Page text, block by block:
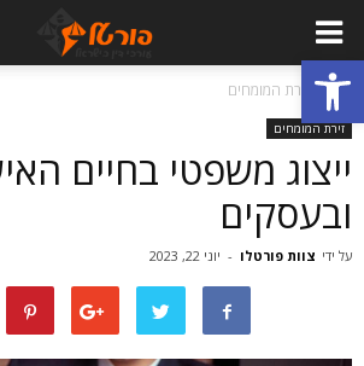
פתח סרגל נגישות
בית זירת המומחים
זירת המומחים
ייצוג משפטי בחיים
ובעסקים
על ידי צוות פורטלו - יוני 22, 2023